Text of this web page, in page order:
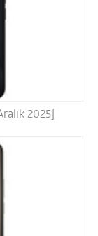
2025]